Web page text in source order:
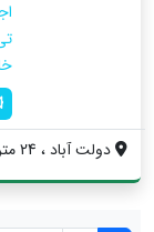
دولت آباد ، 24 متری ابوسعید ، بین خیابان...